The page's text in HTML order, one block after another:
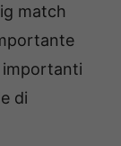
match
importanti
di